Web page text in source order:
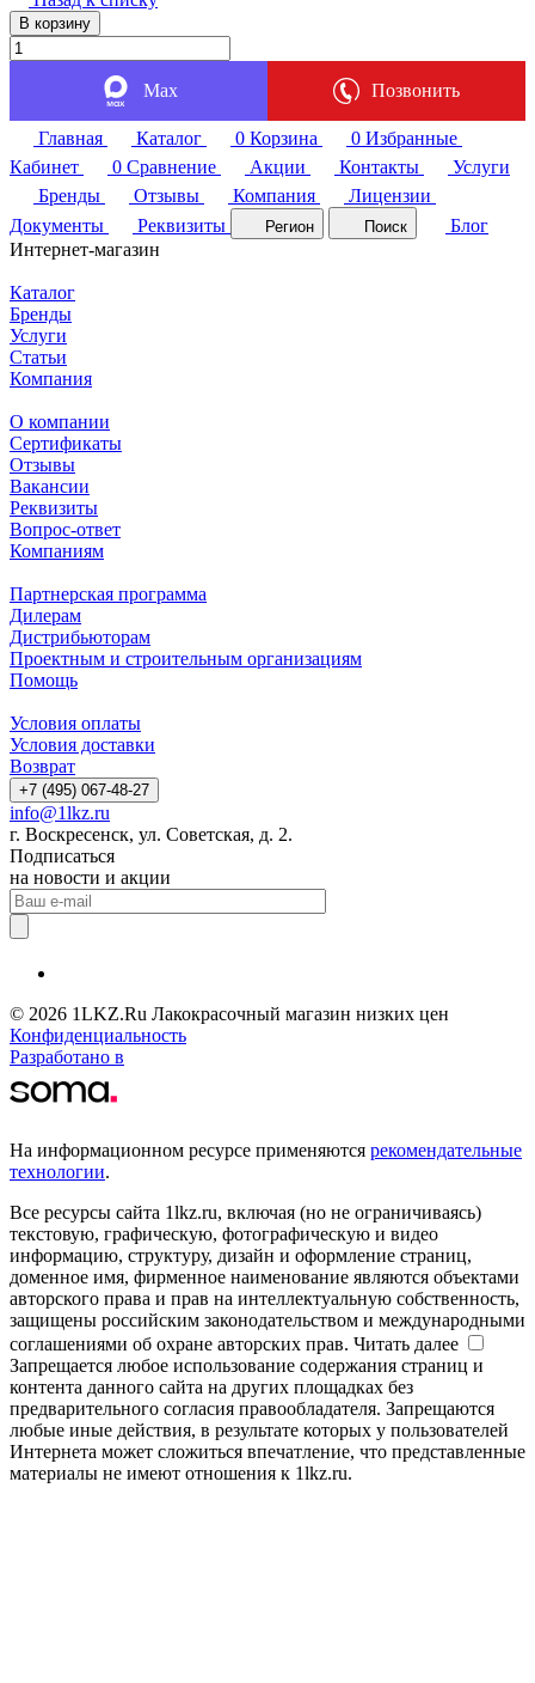
В корзину
Max Позвонить
Главная Каталог 0 Корзина 0 Избранные
Кабинет
0 Сравнение Акции Контакты
Услуги
Бренды
Отзывы Компания
Лицензии
Документы
Реквизиты Регион Поиск
Блог
Интернет-магазин
Каталог
Бренды
Услуги
Статьи
Компания
О компании
Сертификаты
Отзывы
Вакансии
Реквизиты
Вопрос-ответ
Компаниям
Партнерская программа
Дилерам
Дистрибьюторам
Проектным и строительным организациям
Помощь
Условия оплаты
Условия доставки
Возврат
+7 (495) 067-48-27
info@1lkz.ru
г. Воскресенск, ул. Советская, д. 2.
Подписаться
на новости и акции
© 2026 1LKZ.Ru Лакокрасочный магазин низких цен
Конфиденциальность
Разработано в
На информационном ресурсе применяются рекомендательные
технологии.
Все ресурсы сайта 1lkz.ru, включая (но не ограничиваясь)
текстовую, графическую, фотографическую и видео
информацию, структуру, дизайн и оформление страниц,
доменное имя, фирменное наименование являются объектами
авторского права и прав на интеллектуальную собственность,
защищены российским законодательством и международными
соглашениями об охране авторских прав. Читать далее
Запрещается любое использование содержания страниц и
контента данного сайта на других площадках без
предварительного согласия правообладателя. Запрещаются
любые иные действия, в результате которых у пользователей
Интернета может сложиться впечатление, что представленные
материалы не имеют отношения к 1lkz.ru.